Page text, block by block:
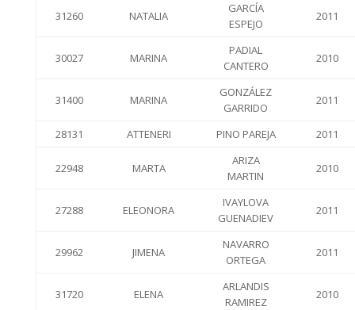
31260 NATALIA
GARCÍA
ESPEJO
2011
30027 MARINA
PADIAL
CANTERO
2010
31400 MARINA
GONZÁLEZ
GARRIDO
2011
28131 ATTENERI PINO PAREJA 2011
22948 MARTA
ARIZA
MARTIN
2010
27288 ELEONORA
IVAYLOVA
GUENADIEV
2011
29962 JIMENA
NAVARRO
ORTEGA
2011
31720 ELENA
ARLANDIS
RAMIREZ
2010